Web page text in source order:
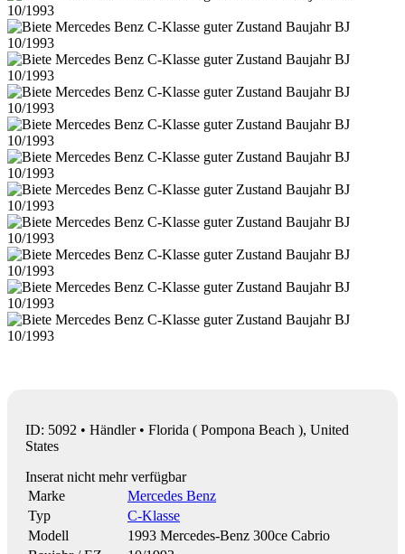
ID: 5092 • Händler • Florida ( Pompona Beach ), United
States
Inserat nicht mehr verfügbar
Marke
Mercedes Benz
Typ
C-Klasse
Modell
1993 Mercedes-Benz 300ce Cabrio